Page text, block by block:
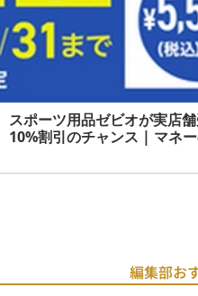
スポーツ用品ゼビオが実店
10%割引のチャンス | マネ
編集部お